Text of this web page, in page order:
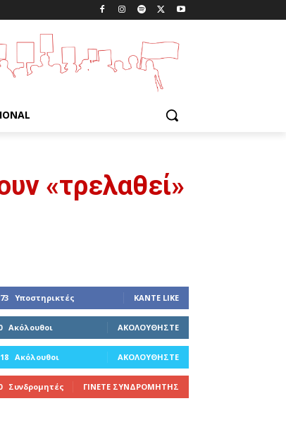
«τρελαθεί»
Υποστηρικτές ΚΆΝΤΕ LIKE
Ακόλουθοι ΑΚΟΛΟΥΘΉΣΤΕ
Ακόλουθοι ΑΚΟΛΟΥΘΉΣΤΕ
Συνδρομητές ΓΊΝΕΤΕ ΣΥΝΔΡΟΜΗΤΉΣ